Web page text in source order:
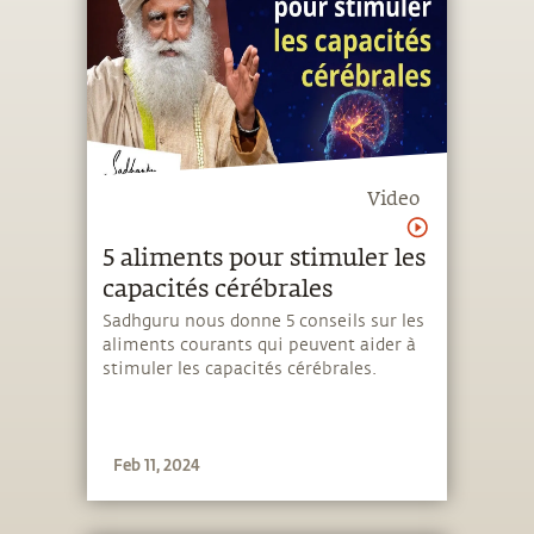
Video
5 aliments pour stimuler les
capacités cérébrales
Sadhguru nous donne 5 conseils sur les
aliments courants qui peuvent aider à
stimuler les capacités cérébrales.
Feb 11, 2024